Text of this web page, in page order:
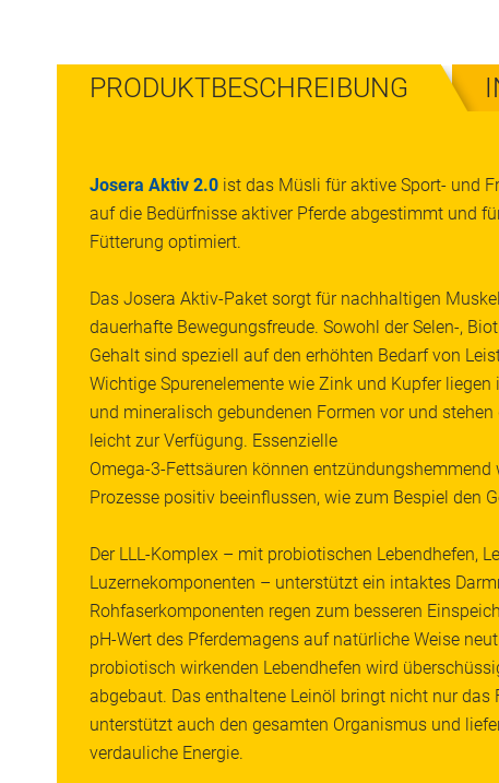
PRODUKTBESCHREIBUNG
Josera Aktiv 2.0 ist das Müsli für aktive Sport- und
auf die Bedürfnisse aktiver Pferde abgestimmt und
Fütterung optimiert.
Das Josera Aktiv-Paket sorgt für nachhaltigen
dauerhafte Bewegungsfreude. Sowohl der Selen-,
Gehalt sind speziell auf den erhöhten Bedarf von
Wichtige Spurenelemente wie Zink und Kupfer
und mineralisch gebundenen Formen vor und
leicht zur Verfügung. Essenzielle
Omega-3-Fettsäuren können
Prozesse positiv beeinflussen, wie zum Bespiel den
Der LLL-Komplex – mit probiotischen Lebendhefen,
Luzernekomponenten – unterstützt ein intaktes
Rohfaserkomponenten regen zum besseren
pH-Wert des Pferdemagens auf natürliche Weise
probiotisch wirkenden Lebendhefen wird
abgebaut. Das enthaltene Leinöl bringt nicht nur das
unterstützt auch den gesamten Organismus und
verdauliche Energie.